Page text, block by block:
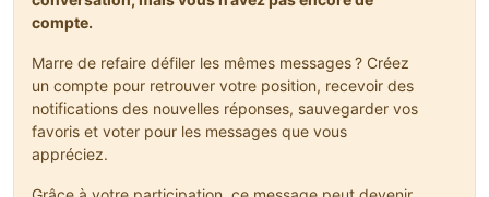
compte.
Marre de refaire défiler les mêmes messages ? Créez
un compte pour retrouver votre position, recevoir des
notifications des nouvelles réponses, sauvegarder vos
favoris et voter pour les messages que vous
appréciez.